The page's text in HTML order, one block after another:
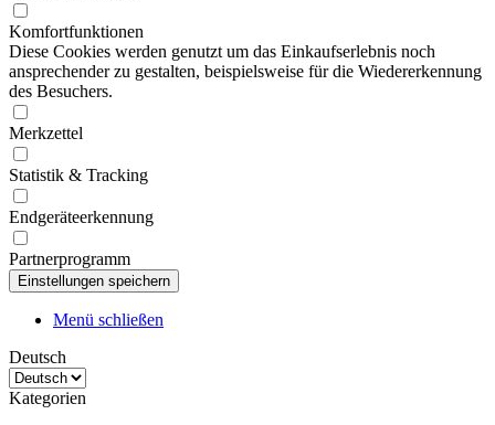
Komfortfunktionen
Diese Cookies werden genutzt um das Einkaufserlebnis noch
ansprechender zu gestalten, beispielsweise für die Wiedererkennung
des Besuchers.
Merkzettel
Statistik & Tracking
Endgeräteerkennung
Partnerprogramm
Menü schließen
Deutsch
Kategorien